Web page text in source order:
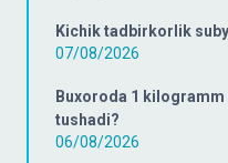
Kichik tadbirkorlik
07/08/2026
Buxoroda 1
tushadi?
06/08/2026